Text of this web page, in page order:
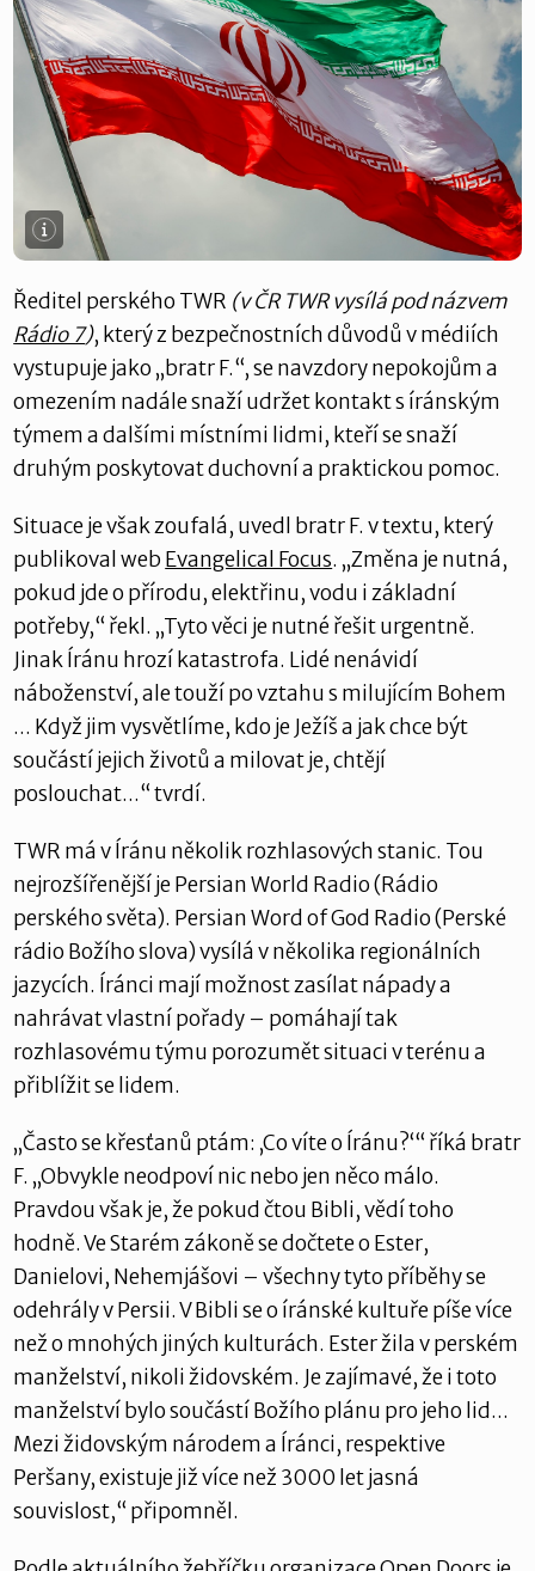
Ředitel perského TWR (v ČR TWR vysílá pod názvem
Rádio 7), který z bezpečnostních důvodů v médiích
vystupuje jako „bratr F.“, se navzdory nepokojům a
omezením nadále snaží udržet kontakt s íránským
týmem a dalšími místními lidmi, kteří se snaží
druhým poskytovat duchovní a praktickou pomoc.
Situace je však zoufalá, uvedl bratr F. v textu, který
publikoval web Evangelical Focus. „Změna je nutná,
pokud jde o přírodu, elektřinu, vodu i základní
potřeby,“ řekl. „Tyto věci je nutné řešit urgentně.
Jinak Íránu hrozí katastrofa. Lidé nenávidí
náboženství, ale touží po vztahu s milujícím Bohem
... Když jim vysvětlíme, kdo je Ježíš a jak chce být
součástí jejich životů a milovat je, chtějí
poslouchat...“ tvrdí.
TWR má v Íránu několik rozhlasových stanic. Tou
nejrozšířenější je Persian World Radio (Rádio
perského světa). Persian Word of God Radio (Perské
rádio Božího slova) vysílá v několika regionálních
jazycích. Íránci mají možnost zasílat nápady a
nahrávat vlastní pořady – pomáhají tak
rozhlasovému týmu porozumět situaci v terénu a
přiblížit se lidem.
„Často se křesťanů ptám: ‚Co víte o Íránu?‘“ říká bratr
F. „Obvykle neodpoví nic nebo jen něco málo.
Pravdou však je, že pokud čtou Bibli, vědí toho
hodně. Ve Starém zákoně se dočtete o Ester,
Danielovi, Nehemjášovi – všechny tyto příběhy se
odehrály v Persii. V Bibli se o íránské kultuře píše více
než o mnohých jiných kulturách. Ester žila v perském
manželství, nikoli židovském. Je zajímavé, že i toto
manželství bylo součástí Božího plánu pro jeho lid...
Mezi židovským národem a Íránci, respektive
Peršany, existuje již více než 3000 let jasná
souvislost,“ připomněl.